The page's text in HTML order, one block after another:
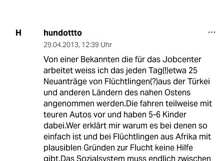
H hundottto
29.04.2013, 12:39 Uhr
Von einer Bekannten die für das Jobcenter
arbeitet weiss ich das jeden Tag(!)etwa 25
Neuanträge von Flüchtlingen(?)aus der Türkei
und anderen Ländern des nahen Ostens
angenommen werden.Die fahren teilweise mit
teuren Autos vor und haben 5-6 Kinder
dabei.Wer erklärt mir warum es bei denen so
einfach ist und bei Flüchtlingen aus Afrika mit
plausiblen Gründen zur Flucht keine Hilfe
gibt.Das Sozialsystem muss endlich zwischen